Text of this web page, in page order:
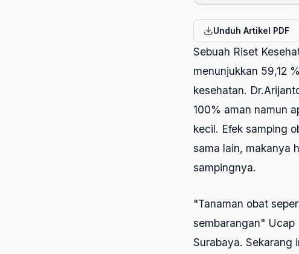
Unduh Artikel PDF
Sebuah Riset
menunjukkan 59,12
kesehatan.
100% aman namun
kecil. Efek samping
sama lain, makanya
sampingnya.
"Tanaman obat
sembarangan" Ucap
Surabaya. Sekarang